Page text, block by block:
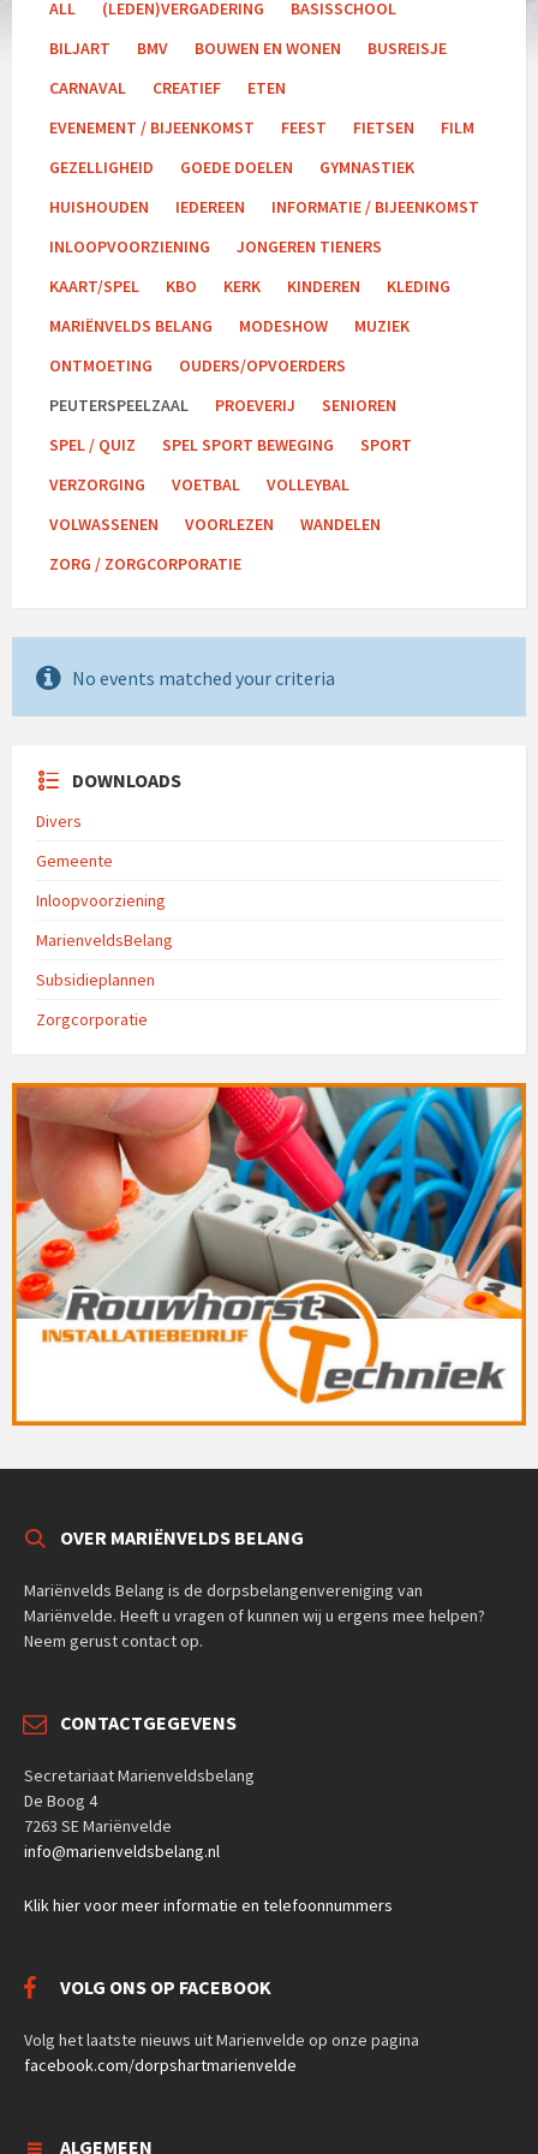
ALL (LEDEN)VERGADERING
BASISSCHOOL
BILJART
BMV BOUWEN EN WONEN
BUSREISJE
CARNAVAL
CREATIEF
ETEN
EVENEMENT / BIJEENKOMST
FEEST FIETSEN
FILM
GEZELLIGHEID
GOEDE DOELEN
GYMNASTIEK
HUISHOUDEN
IEDEREEN
INFORMATIE / BIJEENKOMST
INLOOPVOORZIENING
JONGEREN TIENERS
KAART/SPEL
KBO KERK KINDEREN
KLEDING
MARIËNVELDS BELANG
MODESHOW
MUZIEK
ONTMOETING
OUDERS/OPVOERDERS
PEUTERSPEELZAAL
PROEVERIJ
SENIOREN
SPEL / QUIZ
SPEL SPORT BEWEGING
SPORT
VERZORGING
VOETBAL
VOLLEYBAL
VOLWASSENEN
VOORLEZEN
WANDELEN
ZORG / ZORGCORPORATIE
No events matched your criteria
DOWNLOADS
Divers
Gemeente
Inloopvoorziening
MarienveldsBelang
Subsidieplannen
Zorgcorporatie
OVER MARIËNVELDS BELANG
Mariënvelds Belang is de dorpsbelangenvereniging van
Mariënvelde. Heeft u vragen of kunnen wij u ergens mee helpen?
Neem gerust contact op.
CONTACTGEGEVENS
Secretariaat Marienveldsbelang
De Boog 4
7263 SE Mariënvelde
info@marienveldsbelang.nl
Klik hier voor meer informatie en telefoonnummers
VOLG ONS OP FACEBOOK
Volg het laatste nieuws uit Marienvelde op onze pagina
facebook.com/dorpshartmarienvelde
ALGEMEEN